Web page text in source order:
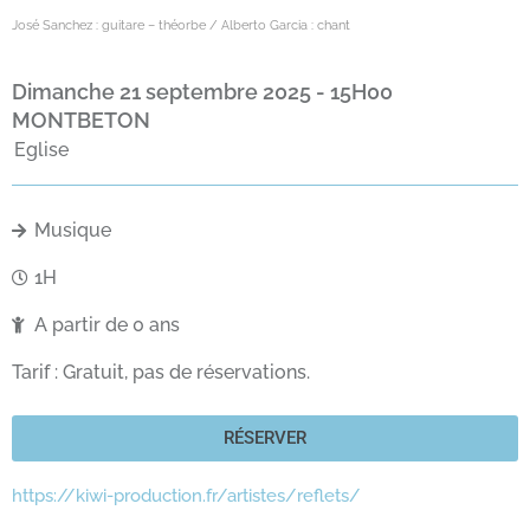
José Sanchez : guitare – théorbe / Alberto Garcia : chant
dimanche 21 septembre 2025 - 15H00
MONTBETON
Eglise
Musique
1H
A partir de 0 ans
Tarif : Gratuit, pas de réservations.
RÉSERVER
https://kiwi-production.fr/artistes/reflets/